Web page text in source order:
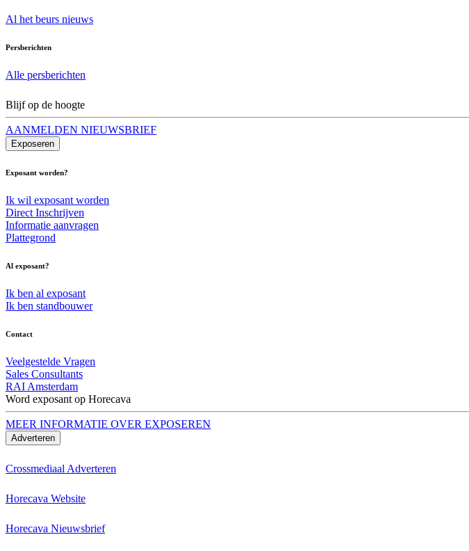
Al het beurs nieuws
Persberichten
Alle persberichten
Blijf op de hoogte
AANMELDEN NIEUWSBRIEF
Exposeren
Exposant worden?
Ik wil exposant worden
Direct Inschrijven
Informatie aanvragen
Plattegrond
Al exposant?
Ik ben al exposant
Ik ben standbouwer
Contact
Veelgestelde Vragen
Sales Consultants
RAI Amsterdam
Word exposant op Horecava
MEER INFORMATIE OVER EXPOSEREN
Adverteren
Crossmediaal Adverteren
Horecava Website
Horecava Nieuwsbrief